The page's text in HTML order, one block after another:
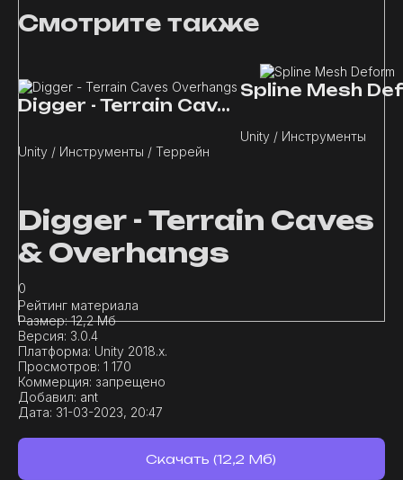
Смотрите также
Digger - Terrain Caves Overhangs
Unity / Инструменты / Террейн
Spline Mesh
Unity / Инструменты
Digger - Terrain Caves
& Overhangs
0
Рейтинг материала
Размер:12,2 Мб
Версия: 3.0.4
Платформа: Unity 2018.x.
Просмотров: 1 170
Коммерция: запрещено
Добавил: ant
Дата: 31-03-2023, 20:47
Скачать (12,2 Мб)